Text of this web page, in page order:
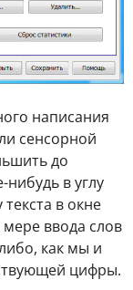
написания
сенсорной
до
в углу
в окне
ввода слов
как мы и
цифры.